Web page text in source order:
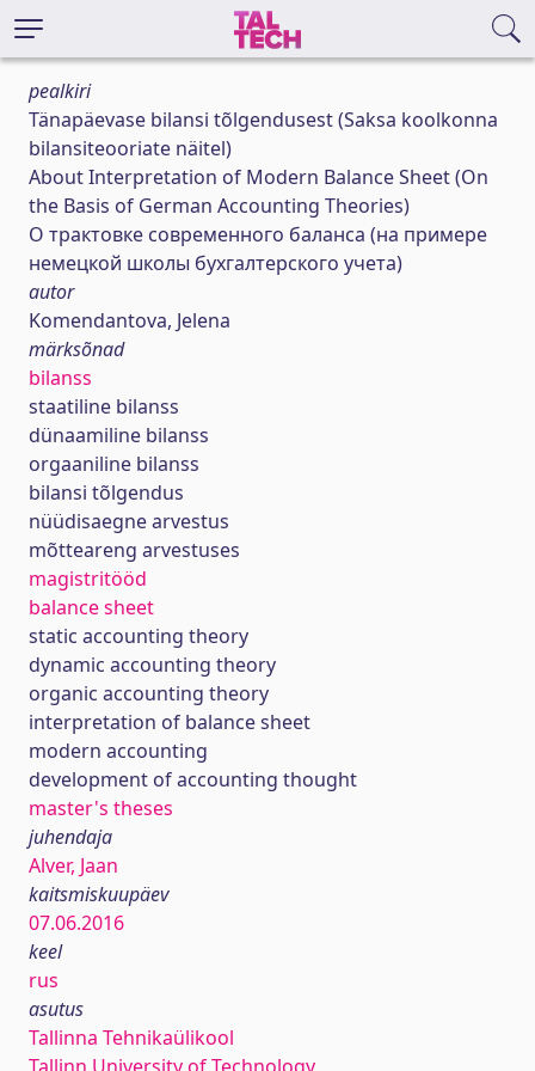
pealkiri
Tänapäevase bilansi tõlgendusest (Saksa koolkonna
bilansiteooriate näitel)
About Interpretation of Modern Balance Sheet (On
the Basis of German Accounting Theories)
О трактовке современного баланса (на примере
немецкой школы бухгалтерского учета)
autor
Komendantova, Jelena
märksõnad
bilanss
staatiline bilanss
dünaamiline bilanss
orgaaniline bilanss
bilansi tõlgendus
nüüdisaegne arvestus
mõtteareng arvestuses
magistritööd
balance sheet
static accounting theory
dynamic accounting theory
organic accounting theory
interpretation of balance sheet
modern accounting
development of accounting thought
master's theses
juhendaja
Alver, Jaan
kaitsmiskuupäev
07.06.2016
keel
rus
asutus
Tallinna Tehnikaülikool